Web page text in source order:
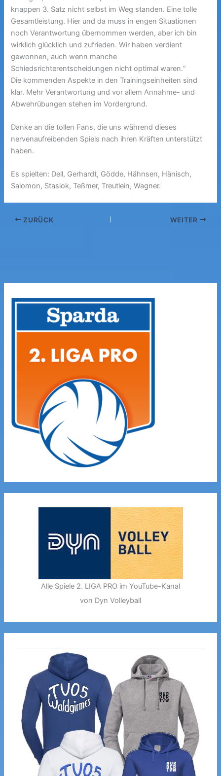
knappen 3. Satz nicht selbst im Weg standen. Eine tolle
Gesamtleistung. Hier und da muss in engen Situationen
noch Verantwortung übernommen werden, aber ich bin
wirklich glücklich und zufrieden. Wir haben verdient
gewonnen, auch wenn manche
Schiedsrichterentscheidungen nicht optimal waren.“
Die kommenden Aspekte in den Trainingseinheiten sind
klar. Mehr Verantwortung und vor allem Annahme- und
Abwehrübungen stehen im Vordergrund.
Danke an die tollen Fans, die uns während dieses
nervenaufreibenden Spiels nach ihren Kräften unterstützt
haben.
Es spielten: Dell, Gerhardt, Gödde, Hähnsen, Hänisch,
Salomon, Stasiok, Teßmer, Treutlein, Wagner.
ZURÜCK WEITER
Alle Spiele 2. LIGA PRO im YouTube-Kanal
von Dyn Volleyball